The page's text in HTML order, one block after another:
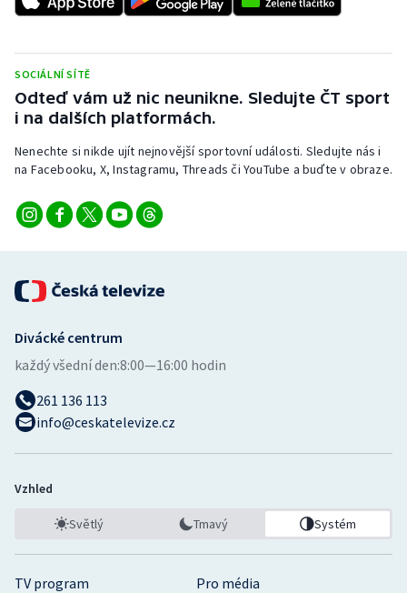
SOCIÁLNÍ SÍTĚ
Odteď vám už nic neunikne. Sledujte ČT sport
i na dalších platformách.
Nenechte si nikde ujít nejnovější sportovní události. Sledujte nás i
na Facebooku, X, Instagramu, Threads či YouTube a buďte v obraze.
TV program Pro média
Divácké centrum
každý všední den:8:00—16:00 hodin
261 136 113
info@ceskatelevize.cz
Vzhled
Světlý Tmavý Systém